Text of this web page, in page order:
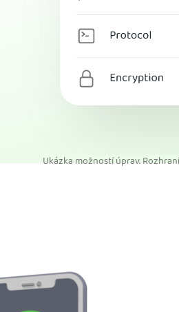
Ukázka možností úprav.